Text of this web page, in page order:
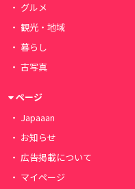
グルメ
観光・地域
暮らし
古写真
ページ
Japaaan
お知らせ
広告掲載について
マイページ